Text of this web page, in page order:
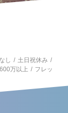
し
土日祝休み
万以上
フレッ